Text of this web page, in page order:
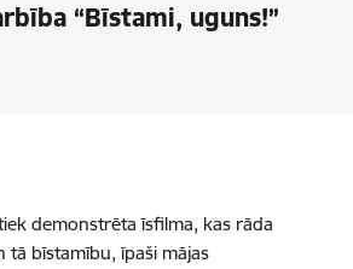
“Bīstami, uguns!”
demonstrēta īsfilma, kas rāda
tā bīstamību, īpaši mājas